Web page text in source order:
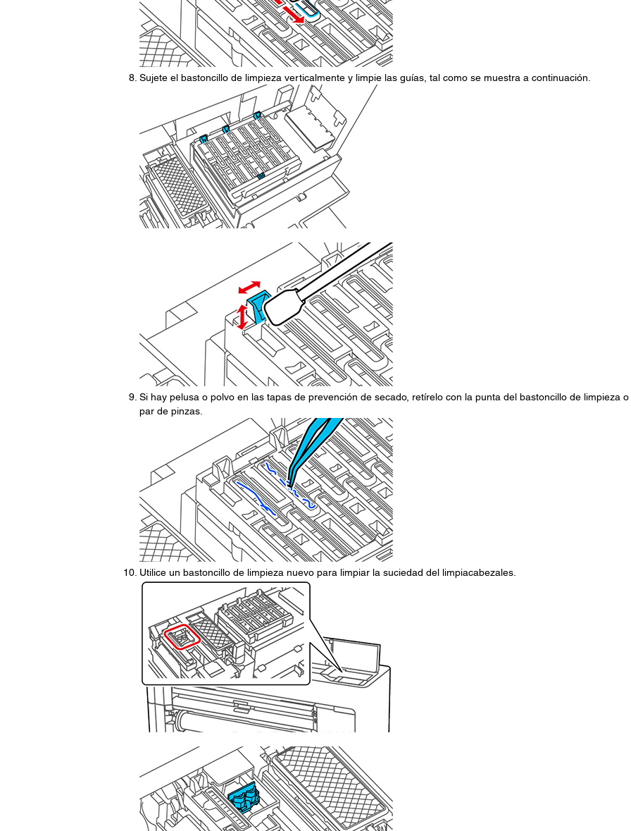
Sujete el bastoncillo de limpieza verticalmente y limpie las guías, tal como se muestra a continuación.
Si hay pelusa o polvo en las tapas de prevención de secado, retírelo con la punta del bastoncillo de limpieza o
par de pinzas.
Utilice un bastoncillo de limpieza nuevo para limpiar la suciedad del limpiacabezales.